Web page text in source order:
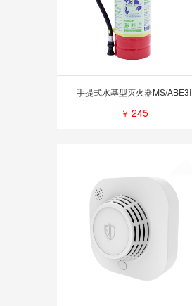
手提式水基型灭火器MS/ABE3Ⅰ
￥ 245